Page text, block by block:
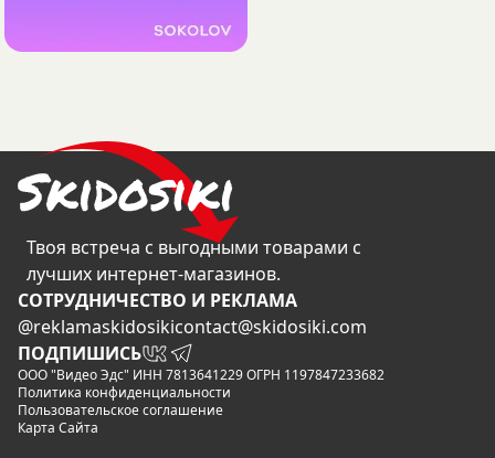
Твоя встреча с выгодными товарами с
лучших интернет-магазинов.
CОТРУДНИЧЕСТВО И РЕКЛАМА
@reklamaskidosikicontact@skidosiki.com
ПОДПИШИСЬ
ООО "Видео Эдс" ИНН 7813641229 ОГРН 1197847233682
Политика конфиденциальности
Пользовательское соглашение
Карта Сайта